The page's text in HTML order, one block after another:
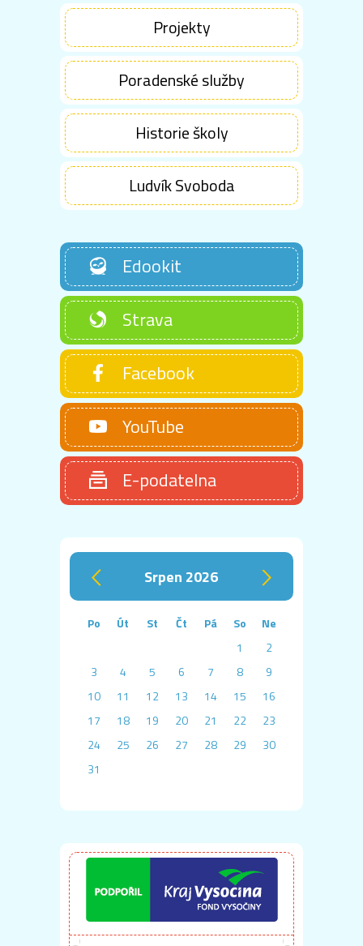
Projekty
Poradenské služby
Historie školy
Ludvík Svoboda
Edookit
Strava
Facebook
YouTube
E-podatelna
‹ srpen 2026 ›
Po Út St Čt Pá So
Ne
1
2
3
4 5 6 7 8
9
10
11 12 13 14 15
16
17
18 19 20 21 22
23
24
25 26 27 28 29
30
31